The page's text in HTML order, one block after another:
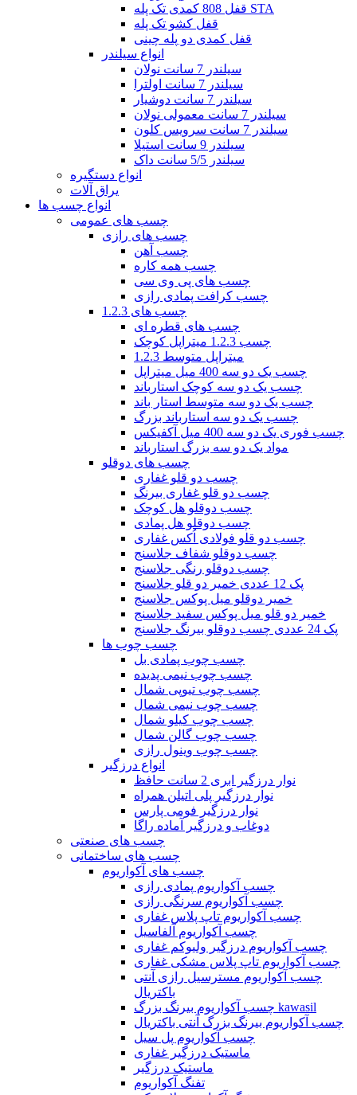
قفل 808 کمدی تک پله STA
قفل کشو تک پله
قفل کمدی دو پله چینی
انواع سیلندر
سیلندر 7 سانت نولان
سیلندر 7 سانت اولترا
سیلندر 7 سانت دوشیار
سیلندر 7 سانت معمولی نولان
سیلندر 7 سانت سرویس کلون
سیلندر 9 سانت استیلا
سیلندر 5/5 سانت داک
انواع دستگیره
یراق آلات
انواع چسب ها
چسب های عمومی
چسب های رازی
چسب آهن
چسب همه کاره
چسب های پی وی سی
چسب کرافت پمادی رازی
چسب های 1.2.3
چسب های قطره ای
چسب 1.2.3 میتراپل کوچک
1.2.3 میتراپل متوسط
چسب یک دو سه 400 میل میتراپل
چسب یک دو سه کوچک استارباند
چسب یک دو سه متوسط استار باند
چسب یک دو سه استارباند بزرگ
چسب فوری یک دو سه 400 میل آکفیکس
مواد یک دو سه بزرگ استارباند
چسب های دوقلو
چسب دو قلو غفاری
چسب دو قلو غفاری بیرنگ
چسب دوقلو هل کوچک
چسب دوقلو هل پمادی
چسب دو قلو فولادی اُکس غفاری
چسب دوقلو شفاف جلاسنج
چسب دوقلو رنگی جلاسنج
پک 12 عددی خمیر دو قلو جلاسنج
خمیر دوقلو میل پوکس جلاسنج
خمیر دو قلو میل پوکس سفید جلاسنج
پک 24 عددی چسب دوقلو بیرنگ جلاسنج
چسب چوب ها
چسب چوب پمادی بل
چسب چوب نیمی پدیده
چسب چوب تیوپی شمال
چسب چوب نیمی شمال
چسب چوب کیلو شمال
چسب چوب گالن شمال
چسب چوب وینول رازی
انواع درزگیر
نوار درزگیر ابری 2 سانت حافظ
نوار درزگیر پلی اتیلن همراه
نوار درزگیر فومی پارس
دوغاب و درزگیر آماده راگا
چسب های صنعتی
چسب های ساختمانی
چسب های آکواریوم
چسب آکواریوم پمادی رازی
چسب آکواریوم سرنگی رازی
چسب آکواریوم تاپ پلاس غفاری
چسب آکواریوم آلفاسیل
چسب آکواریوم درزگیر ولیوکم غفاری
چسب آکواریوم تاپ پلاس مشکی غفاری
چسب آکواریوم مسترسیل رازی آنتی
باکتریال
چسب آکواریوم بیرنگ بزرگ kawasil
چسب آکواریوم بیرنگ بزرگ آنتی باکتریال
چسب آکواریوم پل سیل
ماستیک درزگیر غفاری
ماستیک درزگیر
تفنگ آکواریوم